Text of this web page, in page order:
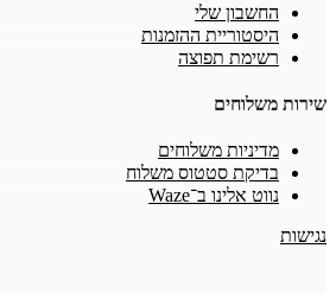
החשבון שלי
היסטוריית ההזמנות
רשימת תפוצה
שירות משלוחים
מדיניות משלוחים
בדיקת סטטוס משלוח
נווט אלינו ב־Waze
נגישות